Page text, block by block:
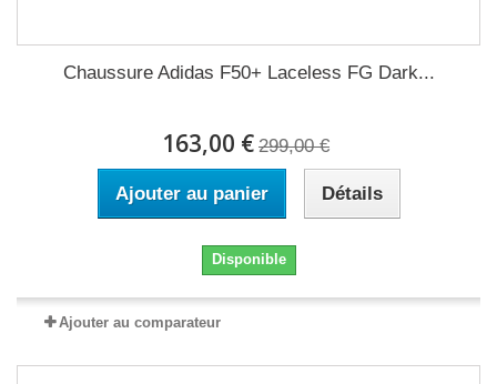
Chaussure Adidas F50+ Laceless FG Dark...
163,00 € 299,00 €
Ajouter au panier Détails
Disponible
Ajouter au comparateur